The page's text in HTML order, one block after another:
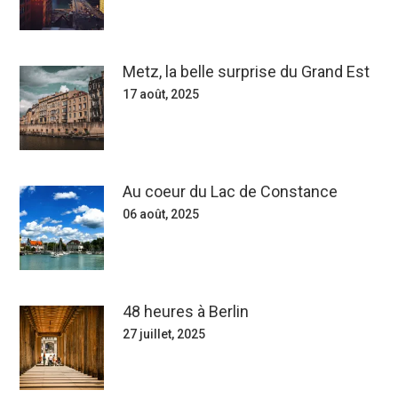
Metz, la belle surprise du Grand Est
17 août, 2025
Au coeur du Lac de Constance
06 août, 2025
48 heures à Berlin
27 juillet, 2025